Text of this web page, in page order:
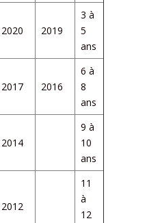
2020 2019
3 à
5
ans
2017 2016
6 à
8
ans
2014
9 à
10
ans
2012
11
à
12